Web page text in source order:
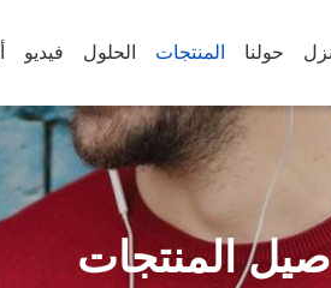
حولنا المنتجات الحلول فيديو
المنتجات